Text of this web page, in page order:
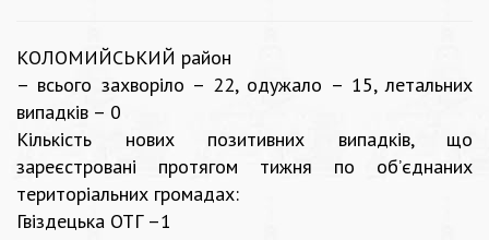
КОЛОМИЙСЬКИЙ район
– всього захворіло – 22, одужало – 15, летальних
випадків – 0
Кількість нових позитивних випадків, що
зареєстровані протягом тижня по об’єднаних
територіальних громадах:
Гвіздецька ОТГ –1